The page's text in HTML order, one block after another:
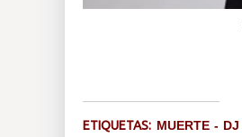
ETIQUETAS: MUERTE DJ